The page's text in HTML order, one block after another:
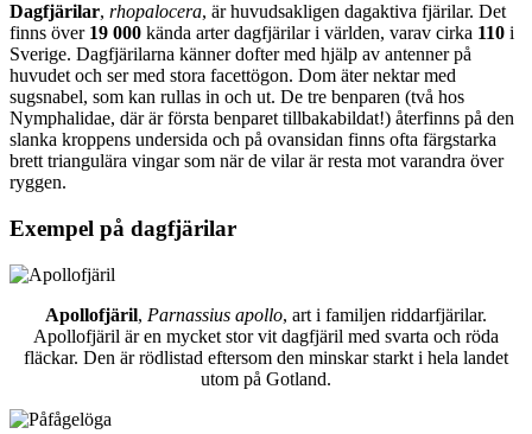
Dagfjärilar, rhopalocera, är huvudsakligen dagaktiva fjärilar. Det
finns över 19 000 kända arter dagfjärilar i världen, varav cirka 110 i
Sverige. Dagfjärilarna känner dofter med hjälp av antenner på
huvudet och ser med stora facettögon. Dom äter nektar med
sugsnabel, som kan rullas in och ut. De tre benparen (två hos
Nymphalidae, där är första benparet tillbakabildat!) återfinns på den
slanka kroppens undersida och på ovansidan finns ofta färgstarka
brett triangulära vingar som när de vilar är resta mot varandra över
ryggen.
Exempel på dagfjärilar
Apollofjäril, Parnassius apollo, art i familjen riddarfjärilar.
Apollofjäril är en mycket stor vit dagfjäril med svarta och röda
fläckar. Den är rödlistad eftersom den minskar starkt i hela landet
utom på Gotland.